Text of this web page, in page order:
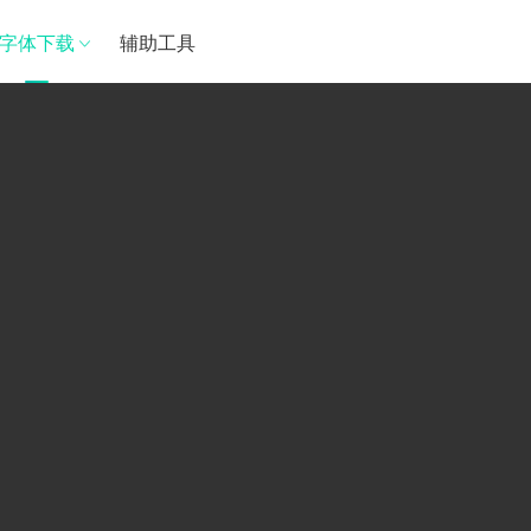
字体下载 辅助工具